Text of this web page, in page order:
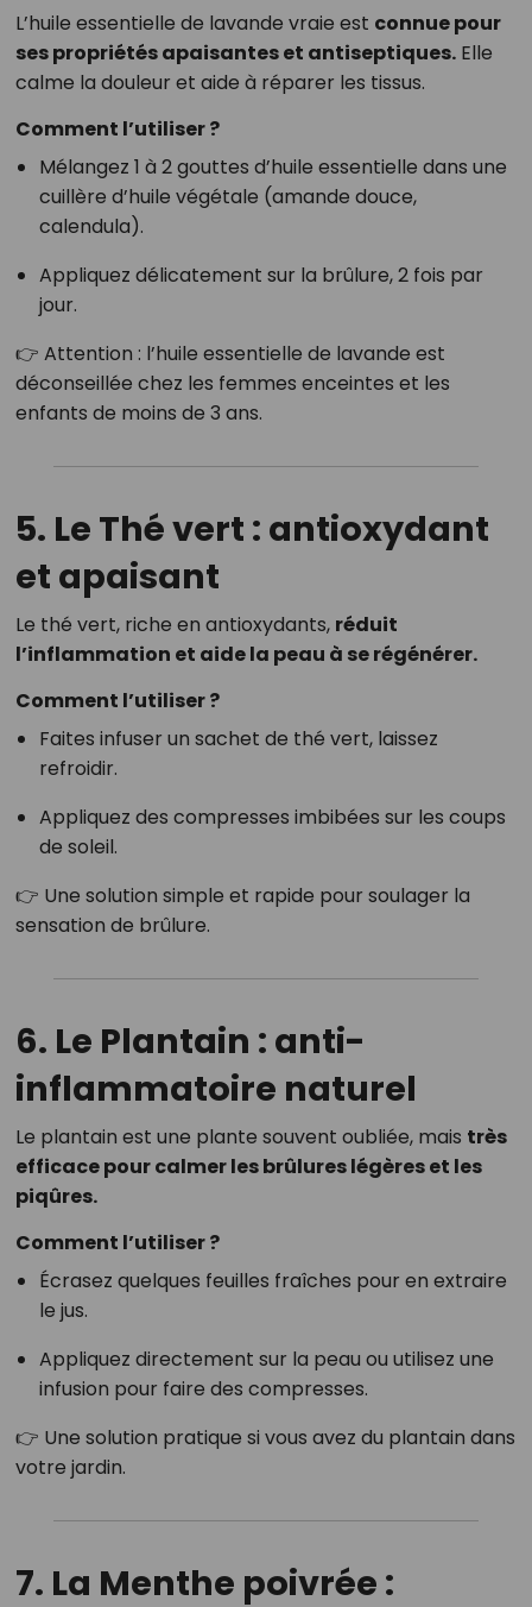
L’huile essentielle de lavande vraie est connue pour
ses propriétés apaisantes et antiseptiques.Elle
calme la douleur et aide à réparer les tissus.
Comment l’utiliser ?
Mélangez 1 à 2 gouttes d’huile essentielle dans une
cuillère d’huile végétale (amande douce,
calendula).
Appliquez délicatement sur la brûlure, 2 fois par
jour.
👉 Attention : l’huile essentielle de lavande est
déconseillée chez les femmes enceintes et les
enfants de moins de 3 ans.
5. Le Thé vert : antioxydant
et apaisant
Le thé vert, riche en antioxydants, réduit
l’inflammation et aide la peau à se régénérer.
Comment l’utiliser ?
Faites infuser un sachet de thé vert, laissez
refroidir.
Appliquez des compresses imbibées sur les coups
de soleil.
👉 Une solution simple et rapide pour soulager la
sensation de brûlure.
6. Le Plantain : anti-
inflammatoire naturel
Le plantain est une plante souvent oubliée, mais très
efficace pour calmer les brûlures légères et les
piqûres.
Comment l’utiliser ?
Écrasez quelques feuilles fraîches pour en extraire
le jus.
Appliquez directement sur la peau ou utilisez une
infusion pour faire des compresses.
👉 Une solution pratique si vous avez du plantain dans
votre jardin.
7. La Menthe poivrée :